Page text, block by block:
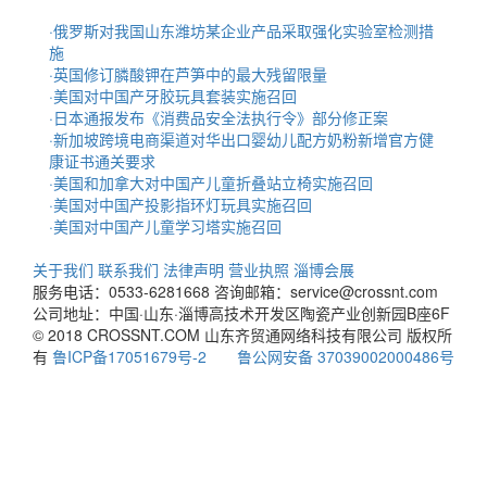
·俄罗斯对我国山东潍坊某企业产品采取强化实验室检测措
施
·英国修订膦酸钾在芦笋中的最大残留限量
·美国对中国产牙胶玩具套装实施召回
·日本通报发布《消费品安全法执行令》部分修正案
·新加坡跨境电商渠道对华出口婴幼儿配方奶粉新增官方健
康证书通关要求
·美国和加拿大对中国产儿童折叠站立椅实施召回
·美国对中国产投影指环灯玩具实施召回
·美国对中国产儿童学习塔实施召回
关于我们 联系我们 法律声明 营业执照 淄博会展
服务电话：0533-6281668 咨询邮箱：service@crossnt.com
公司地址：中国·山东·淄博高技术开发区陶瓷产业创新园B座6F
© 2018 CROSSNT.COM 山东齐贸通网络科技有限公司 版权所
有 鲁ICP备17051679号-2 鲁公网安备 37039002000486号